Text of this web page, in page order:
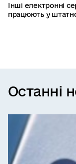
Інші електронні
працюють у
Останні